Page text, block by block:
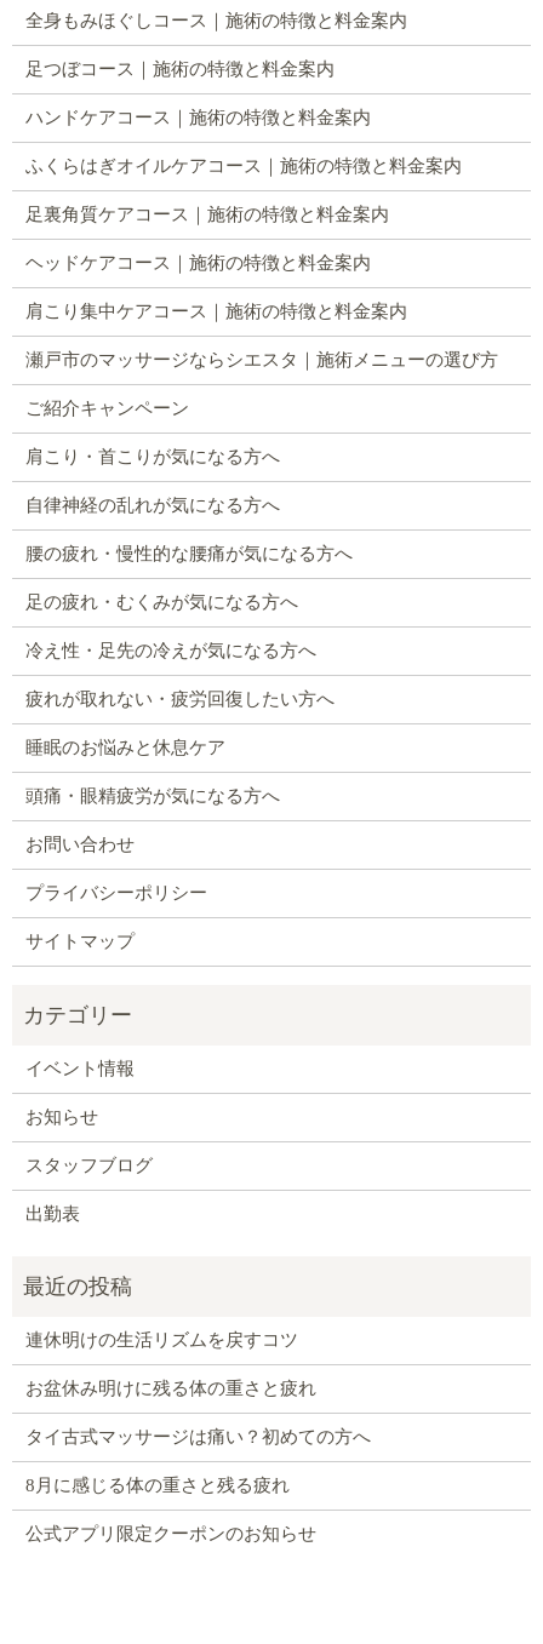
全身もみほぐしコース｜施術の特徴と料金案内
足つぼコース｜施術の特徴と料金案内
ハンドケアコース｜施術の特徴と料金案内
ふくらはぎオイルケアコース｜施術の特徴と料金案内
足裏角質ケアコース｜施術の特徴と料金案内
ヘッドケアコース｜施術の特徴と料金案内
肩こり集中ケアコース｜施術の特徴と料金案内
瀬戸市のマッサージならシエスタ｜施術メニューの選び方
ご紹介キャンペーン
肩こり・首こりが気になる方へ
自律神経の乱れが気になる方へ
腰の疲れ・慢性的な腰痛が気になる方へ
足の疲れ・むくみが気になる方へ
冷え性・足先の冷えが気になる方へ
疲れが取れない・疲労回復したい方へ
睡眠のお悩みと休息ケア
頭痛・眼精疲労が気になる方へ
お問い合わせ
プライバシーポリシー
サイトマップ
イベント情報
お知らせ
スタッフブログ
出勤表
連休明けの生活リズムを戻すコツ
お盆休み明けに残る体の重さと疲れ
タイ古式マッサージは痛い？初めての方へ
8月に感じる体の重さと残る疲れ
公式アプリ限定クーポンのお知らせ